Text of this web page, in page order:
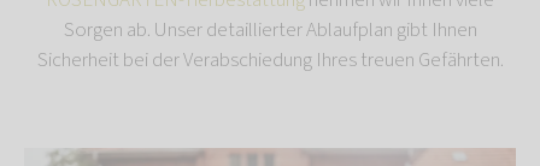
Sorgen ab. Unser detaillierter Ablaufplan gibt Ihnen
Sicherheit bei der Verabschiedung Ihres treuen Gefährten.